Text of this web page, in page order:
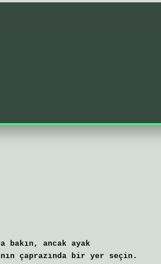
bakın, ancak ayak
çaprazında bir yer seçin.